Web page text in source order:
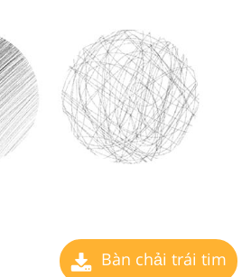
Bàn chải trái tim